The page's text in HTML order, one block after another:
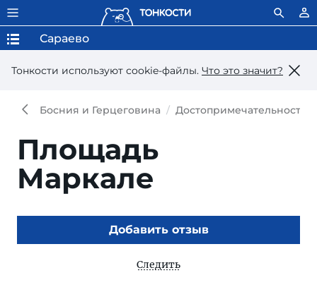
Тонкости используют сookie-файлы. Что это значит?
Сараево
Босния и Герцеговина Достопримечательности
Площадь
Маркале
Добавить отзыв
Следить